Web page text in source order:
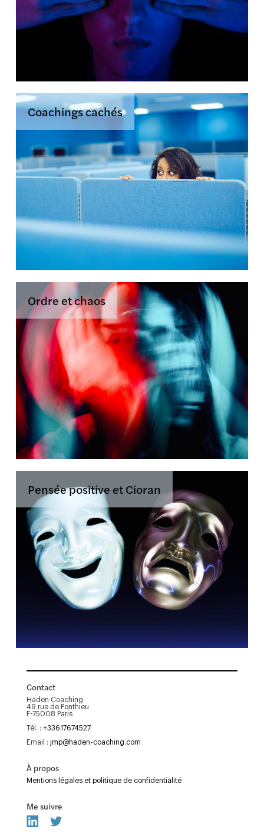
Coachings cachés
Ordre et chaos
Pensée positive et Cioran
Contact
Haden Coaching
49 rue de Ponthieu
F-75008 Paris
Tél. : +33617674527
Email : jmp@haden-coaching.com
À propos
Mentions légales et politique de confidentialité
Me suivre